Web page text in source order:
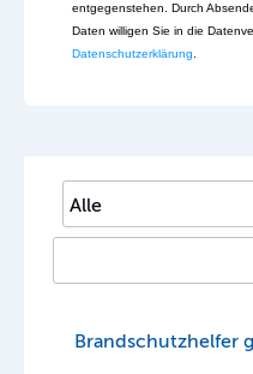
entgegenstehen. Durch
Daten willigen Sie in die
Datenschutzerklärung
Brandschutzhelfer